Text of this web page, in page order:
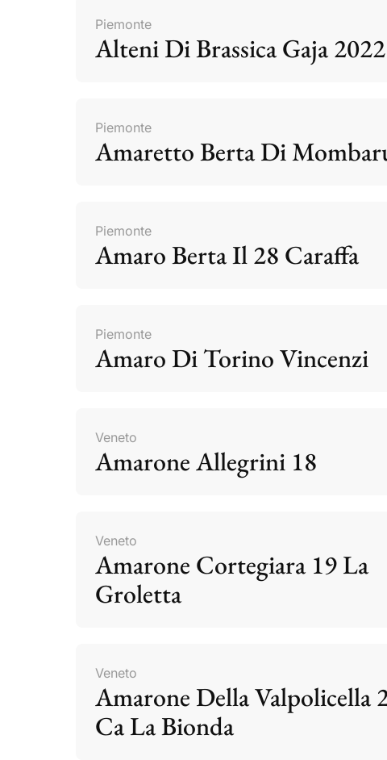
Piemonte
Alteni Di Brassica Gaja 2022
Piemonte
Amaretto Berta Di
Piemonte
Amaro Berta Il 28 Caraffa
Piemonte
Amaro Di Torino Vincenzi
Veneto
Amarone Allegrini 18
Veneto
Amarone Cortegiara 19 La
Groletta
Veneto
Amarone Della Valpolicella
Ca La Bionda